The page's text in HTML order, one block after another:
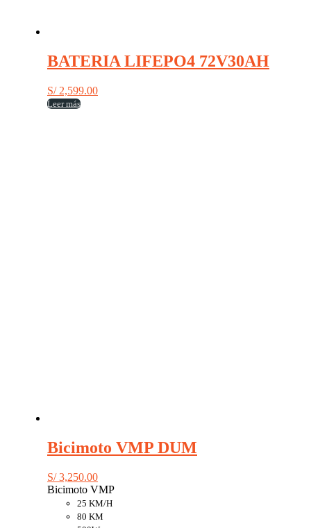
BATERIA LIFEPO4 72V30AH
S/2,599.00
Leer más
Bicimoto VMP DUM
S/3,250.00
Bicimoto VMP
25 KM/H
80 KM